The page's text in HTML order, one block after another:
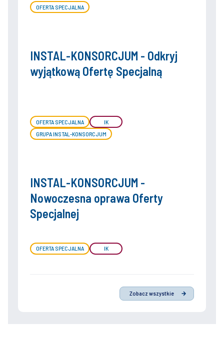
OFERTA SPECJALNA
INSTAL-KONSORCJUM - Odkryj
wyjątkową Ofertę Specjalną
OFERTA SPECJALNA
IK
GRUPA INSTAL-KONSORCJUM
INSTAL-KONSORCJUM -
Nowoczesna oprawa Oferty
Specjalnej
OFERTA SPECJALNA IK
Zobacz wszystkie